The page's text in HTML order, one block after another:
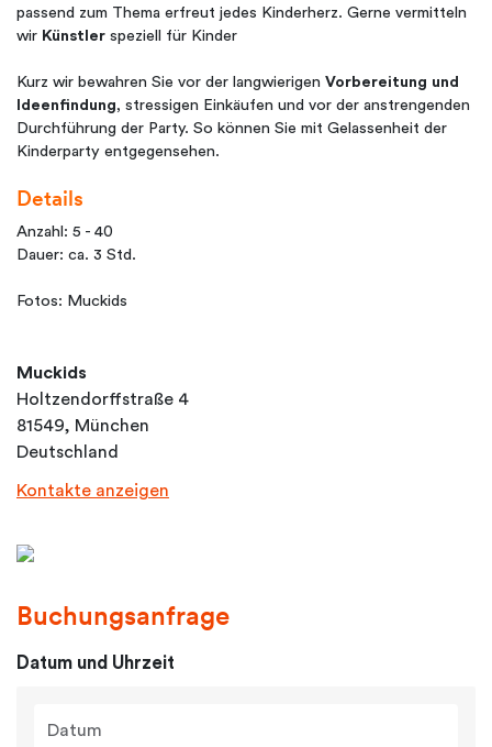
passend zum Thema erfreut jedes Kinderherz. Gerne vermitteln
wir Künstler speziell für Kinder
Kurz wir bewahren Sie vor der langwierigen Vorbereitung und
Ideenfindung, stressigen Einkäufen und vor der anstrengenden
Durchführung der Party. So können Sie mit Gelassenheit der
Kinderparty entgegensehen.
Details
Anzahl: 5 - 40
Dauer: ca. 3 Std.
Fotos: Muckids
Muckids
Holtzendorffstraße 4
81549, München
Deutschland
Kontakte anzeigen
Buchungsanfrage
Datum und Uhrzeit
Datum